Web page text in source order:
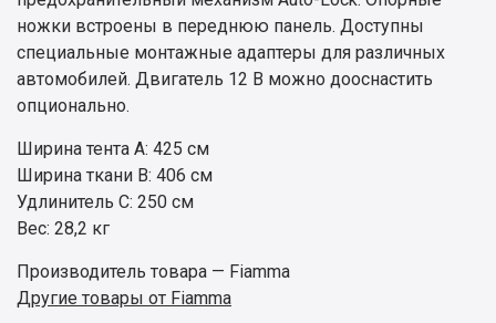
ножки встроены в переднюю панель. Доступны
специальные монтажные адаптеры для различных
автомобилей. Двигатель 12 В можно дооснастить
опционально.
Ширина тента A: 425 см
Ширина ткани B: 406 см
Удлинитель С: 250 см
Вес: 28,2 кг
Производитель товара — Fiamma
Другие товары от Fiamma